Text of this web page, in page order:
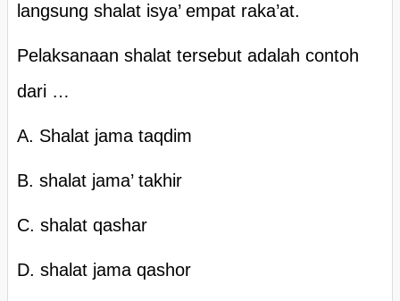
langsung shalat isya’ empat raka’at.
Pelaksanaan shalat tersebut adalah contoh
dari …
A. Shalat jama taqdim
B. shalat jama’ takhir
C. shalat qashar
D. shalat jama qashor